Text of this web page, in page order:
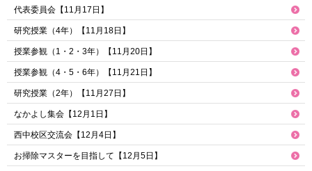
代表委員会【11月17日】
研究授業（4年）【11月18日】
授業参観（1・2・3年）【11月20日】
授業参観（4・5・6年）【11月21日】
研究授業（2年）【11月27日】
なかよし集会【12月1日】
西中校区交流会【12月4日】
お掃除マスターを目指して【12月5日】